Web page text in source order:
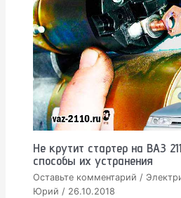
Не крутит стартер на ВАЗ
способы их устранения
Оставьте комментарий /
Юрий/ 26.10.2018